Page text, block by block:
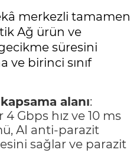
merkezli tamamen
Ağ ürün ve
süresini
ve birinci sınıf
alanı:
Gbps hız ve 10 ms
AI anti-parazit
sağlar ve parazit